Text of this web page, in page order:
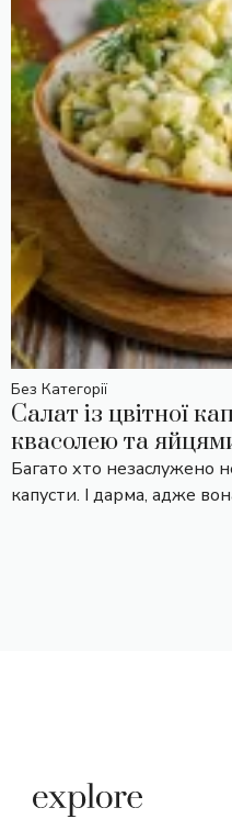
Без Категорії
Салат із цвітної
квасолею та
Багато хто незаслужено
капусти. І дарма, адже